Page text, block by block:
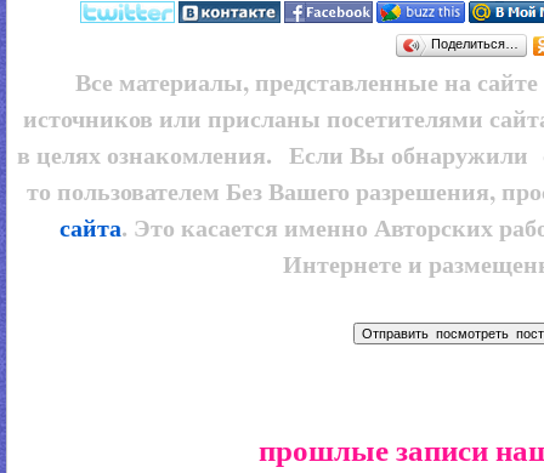
Поделиться…
Все материалы, представленные на сайте
источников или присланы посетителями
в целях ознакомления. Если Вы
то пользователем Без Вашего разрешения,
сайта. Это касается именно Авторских
Интернете и
прошлые записи